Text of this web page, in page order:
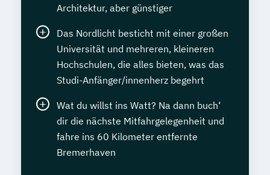
Architektur, aber günstiger
Das Nordlicht besticht mit einer großen
Universität und mehreren, kleineren
Hochschulen, die alles bieten, was das
Studi-Anfänger/innenherz begehrt
Wat du willst ins Watt? Na dann buch‘
dir die nächste Mitfahrgelegenheit und
fahre ins 60 Kilometer entfernte
Bremerhaven